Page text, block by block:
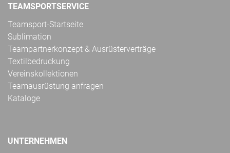
TEAMSPORTSERVICE
Teamsport-Startseite
Sublimation
Teampartnerkonzept & Ausrüsterverträge
Textilbedruckung
Vereinskollektionen
Teamausrüstung anfragen
Kataloge
UNTERNEHMEN